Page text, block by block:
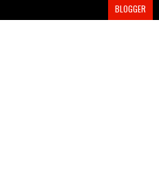
BLOGGER